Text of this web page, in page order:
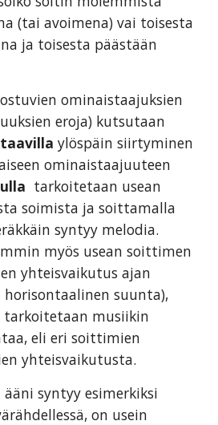
(tai avoimena) vai toisesta
ja toisesta päästään
ominaistaajuksien
eroja) kutsutaan
ylöspäin siirtyminen
ominaistaajuuteen
tarkoitetaan usean
soimista ja soittamalla
syntyy melodia.
myös usean soittimen
yhteisvaikutus ajan
suunta),
tarkoitetaan musiikin
eli eri soittimien
yhteisvaikutusta.
syntyy esimerkiksi
on usein